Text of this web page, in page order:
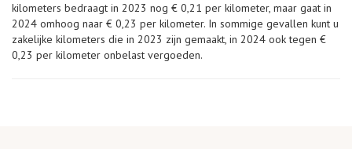
kilometers bedraagt in 2023 nog € 0,21 per kilometer, maar gaat in
2024 omhoog naar € 0,23 per kilometer. In sommige gevallen kunt u
zakelijke kilometers die in 2023 zijn gemaakt, in 2024 ook tegen €
0,23 per kilometer onbelast vergoeden.